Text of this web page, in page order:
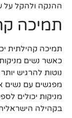
ההנקה ולהקל על
תמיכה
תמיכה קהילתית
כאשר נשים
נוטות להרגיש
מפגשים עם נשים
מניקות יכולים
בקהילה